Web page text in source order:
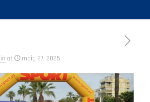
at maig 27, 2025